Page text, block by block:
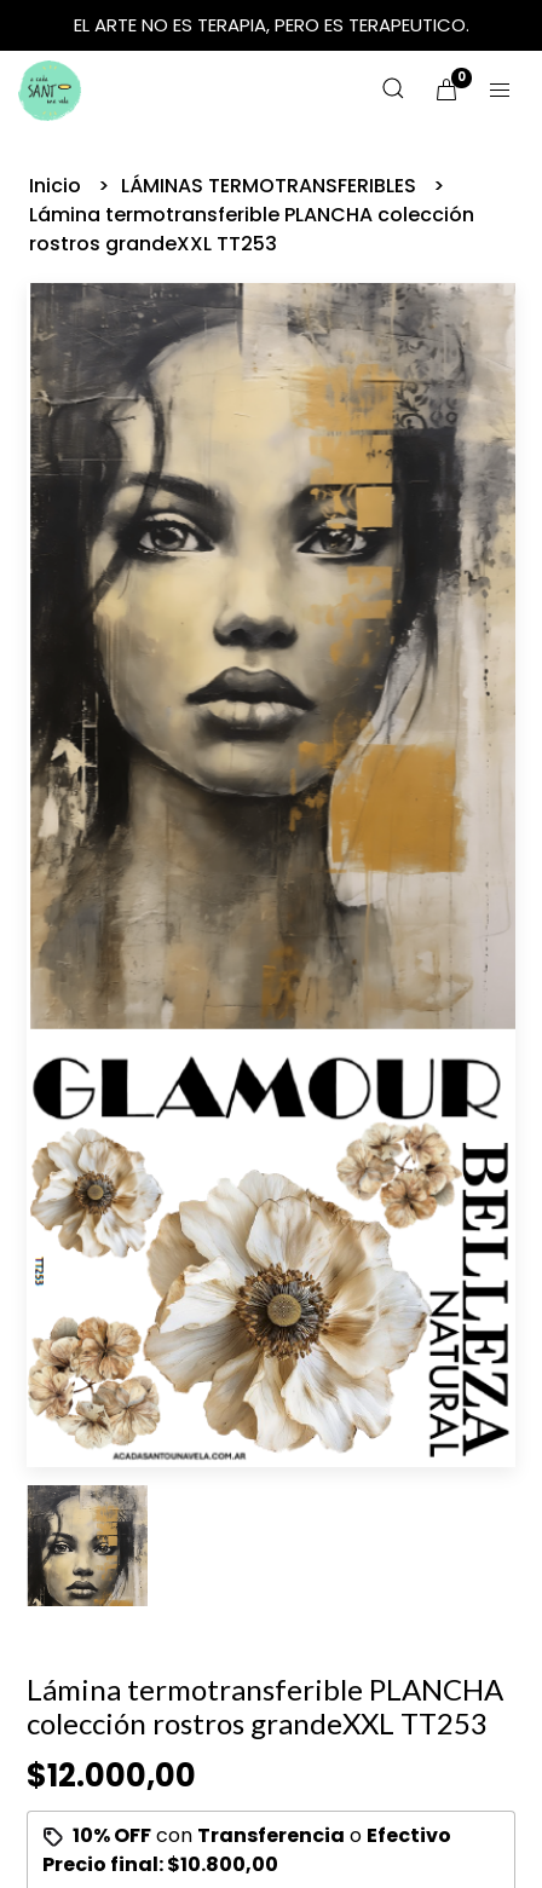
EL ARTE NO ES TERAPIA, PERO ES TERAPEUTICO.
0
Inicio
LÁMINAS TERMOTRANSFERIBLES
Lámina termotransferible PLANCHA colección
rostros grandeXXL TT253
Lámina termotransferible PLANCHA
colección rostros grandeXXL TT253
$12.000,00
10% OFFcon Transferencia o Efectivo
Precio final:$10.800,00